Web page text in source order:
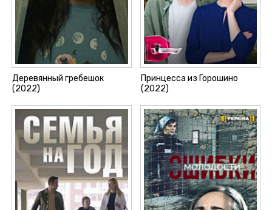
Деревянный гребешок
(2022)
Принцесса из Горошино
(2022)